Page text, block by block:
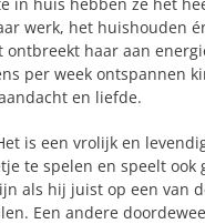
werk, het huishouden
haar aan
per week ontspannen
en liefde.
is een vrolijk en
te spelen en speelt ook
als hij juist op een van
Een andere